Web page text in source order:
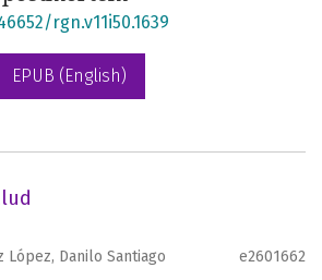
rgn.v11i50.1639
EPUB (English)
López, Danilo Santiago
e2601662